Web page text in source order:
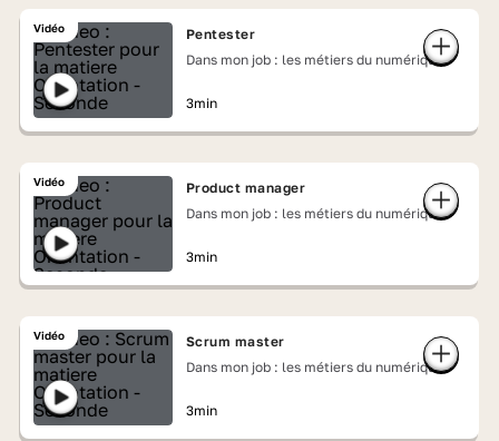
Vidéo
Pentester
Dans mon job : les métiers du numérique
3min
Vidéo
Product manager
Dans mon job : les métiers du numérique
3min
Vidéo
Scrum master
Dans mon job : les métiers du numérique
3min